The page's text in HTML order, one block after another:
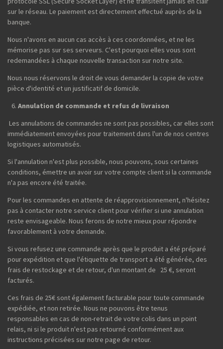
sur le réseau. Le paiement est directement effectué auprès de la
banque.
Nous n'avons en aucun cas accès à ces coordonnées, et ne les
mémorise pas sur ses serveurs. C'est pourquoi elles vous sont
redemandées à chaque nouvelle transaction sur notre site.
Nous nous réservons le droit de vous demander la copie de votre
pièce d'identité et un justificatif de domicile.
Annulation de commande et refus de livraison
Les annulations de commandes ne sont pas possibles, car elles sont
immédiatement envoyées pour traitement dans l'un de nos centres
logistiques automatisés.
Si l'annulation n'est plus possible, nous pouvons, sous certaines
conditions, émettre un avoir sur votre compte client si la commande
n'a pas encore été traitée.
Pour les commandes en attente de réapprovisionnement, n'hésitez
pas à contacter notre service client pour vérifier si une annulation
reste envisageable. Nous ferons de notre mieux pour répondre
favorablement à votre demande.
Si vous refusez une commande après que le produit a été préparé
pour expédition et que l'étiquette de transport a été générée, des
frais de restockage et de retour, d'un montant de 25 €, seront
facturés.
Ces frais de 25€ sont également facturable pour toute commande
expédiée, et non retirée. Nous ne pouvons être tenus
responsables en cas de non-retrait de votre colis dans un point
relais, ni si le produit n'est pas retourné conformément aux
instructions précisées sur notre page de retour.